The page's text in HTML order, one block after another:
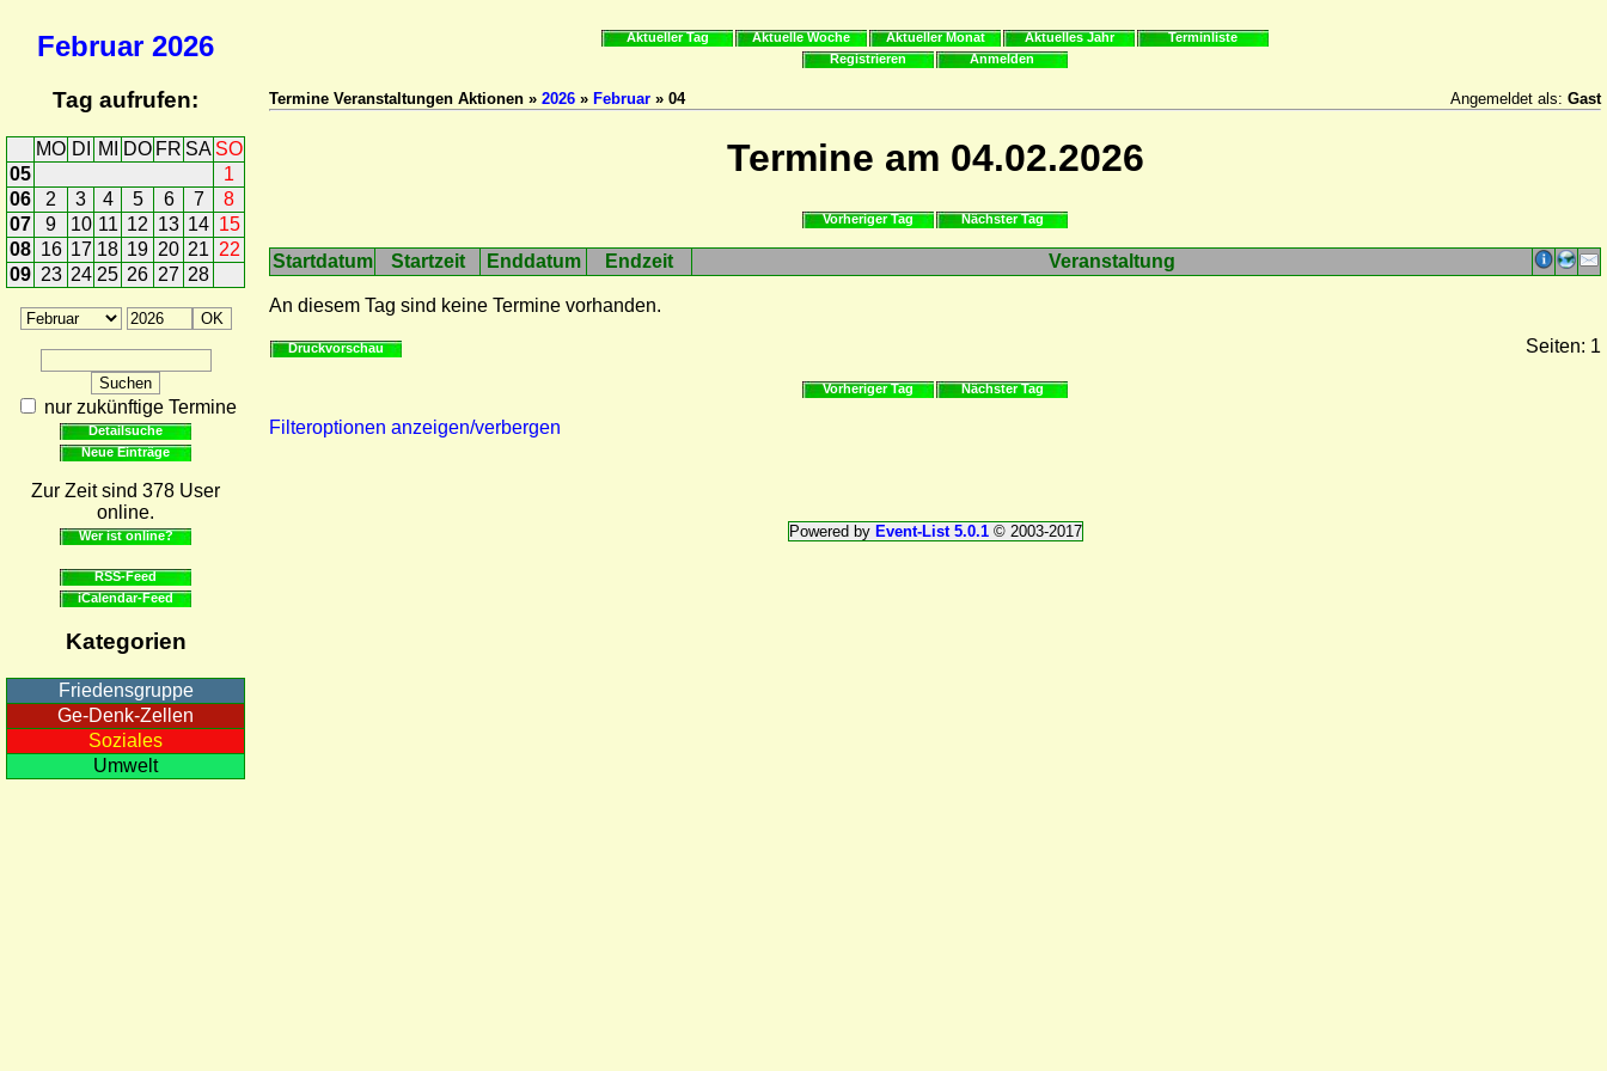
Februar 2026
Tag aufrufen:
MO DI MI DO FR SA SO
05
1
06
2 3 4 5 6 7
8
07
9 10 11 12 13 14 15
08 16 17 18 19 20 21 22
09 23 24 25 26 27 28
nur zukünftige Termine
Detailsuche
Neue Einträge
Zur Zeit sind 378 User
online.
Wer ist online?
RSS-Feed
iCalendar-Feed
Kategorien
Friedensgruppe
Ge-Denk-Zellen
Soziales
Umwelt
Aktueller Tag Aktuelle Woche Aktueller Monat Aktuelles Jahr
Terminliste
Registrieren
Anmelden
Termine Veranstaltungen Aktionen » 2026 » Februar » 04 Angemeldet als: Gast
Termine am 04.02.2026
Vorheriger Tag Nächster Tag
Startdatum Startzeit Enddatum Endzeit Veranstaltung
An diesem Tag sind keine Termine vorhanden.
Druckvorschau Seiten: 1
Vorheriger Tag Nächster Tag
Filteroptionen anzeigen/verbergen
Powered by Event-List 5.0.1© 2003-2017